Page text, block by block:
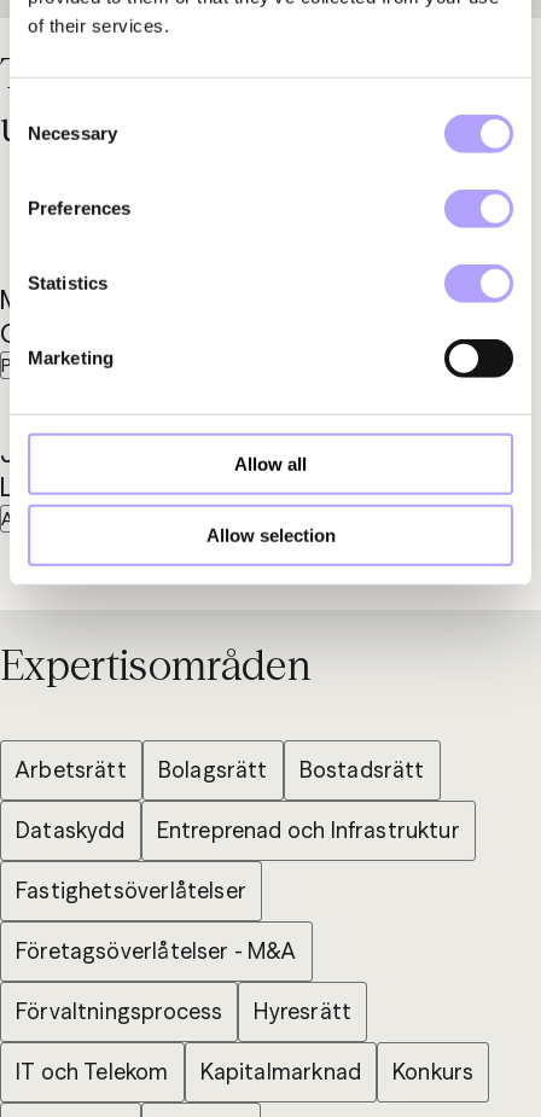
of their services.
Selection
Necessary
Preferences
Statistics
Marketing
Allow all
Allow selection
Träffa våra specialister inom
upphandlingsrätt
Partner
Markus
Garfvé
Advokat
Josefin
Lind
Jesper
Linder
Expertisområden
Arbetsrätt Bolagsrätt Bostadsrätt
Dataskydd Entreprenad och Infrastruktur
Fastighetsöverlåtelser
Företagsöverlåtelser - M&A
Förvaltningsprocess Hyresrätt
IT och Telekom Kapitalmarknad Konkurs